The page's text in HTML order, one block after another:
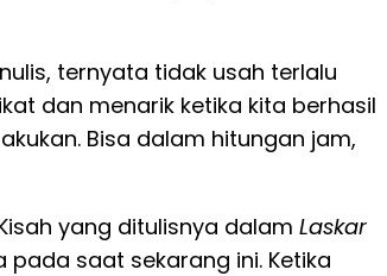
ternyata tidak usah terlalu
dan menarik ketika kita berhasil
Bisa dalam hitungan jam,
yang ditulisnya dalam Laskar
saat sekarang ini. Ketika